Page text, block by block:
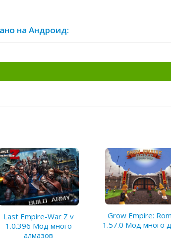
на Андроид:
Last Empire-War Z v
1.0.396 Мод много
алмазов
Grow Empire:
1.57.0 Мод много